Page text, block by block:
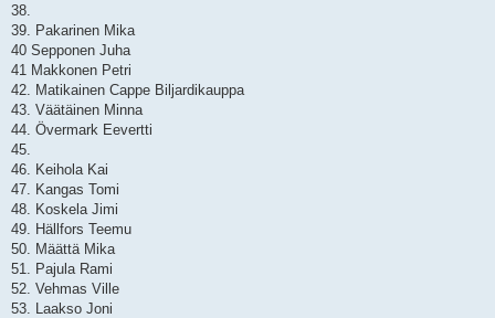
38.
39. Pakarinen Mika
40 Sepponen Juha
41 Makkonen Petri
42. Matikainen Cappe Biljardikauppa
43. Väätäinen Minna
44. Övermark Eevertti
45.
46. Keihola Kai
47. Kangas Tomi
48. Koskela Jimi
49. Hällfors Teemu
50. Määttä Mika
51. Pajula Rami
52. Vehmas Ville
53. Laakso Joni